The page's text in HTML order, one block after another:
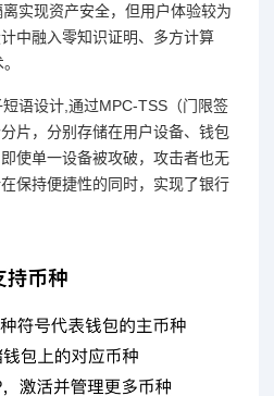
实现资产安全，但用户体验较为
中融入零知识证明、多方计算
语设计,通过MPC-TSS（门限签
片，分别存储在用户设备、钱包
使单一设备被攻破，攻击者也无
保持便捷性的同时，实现了银行